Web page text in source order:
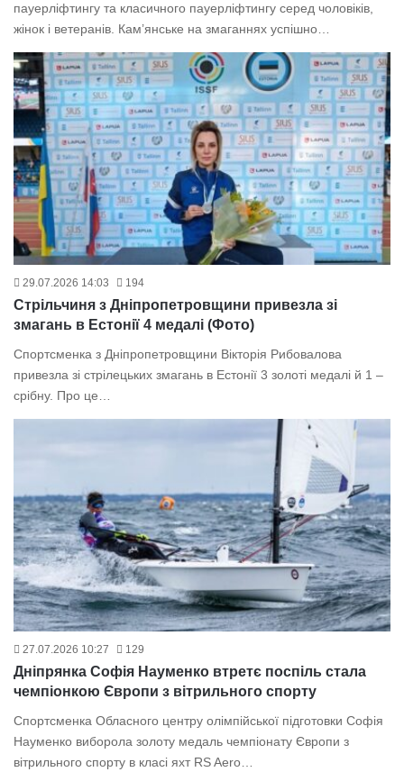
пауерліфтингу та класичного пауерліфтингу серед чоловіків,
жінок і ветеранів. Кам’янське на змаганнях успішно…
29.07.2026 14:03 194
Стрільчиня з Дніпропетровщини привезла зі
змагань в Естонії 4 медалі (Фото)
Спортсменка з Дніпропетровщини Вікторія Рибовалова
привезла зі стрілецьких змагань в Естонії 3 золоті медалі й 1 –
срібну. Про це…
27.07.2026 10:27 129
Дніпрянка Софія Науменко втретє поспіль стала
чемпіонкою Європи з вітрильного спорту
Спортсменка Обласного центру олімпійської підготовки Софія
Науменко виборола золоту медаль чемпіонату Європи з
вітрильного спорту в класі яхт RS Aero…